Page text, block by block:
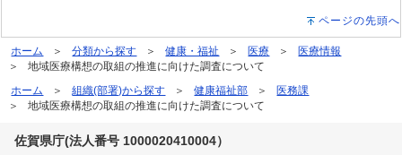
ページの先頭へ
ホーム 分類から探す 健康・福祉 医療
医療情報
地域医療構想の取組の推進に向けた調査について
ホーム
組織(部署)から探す 健康福祉部
医務課
地域医療構想の取組の推進に向けた調査について
佐賀県庁(法人番号 1000020410004）